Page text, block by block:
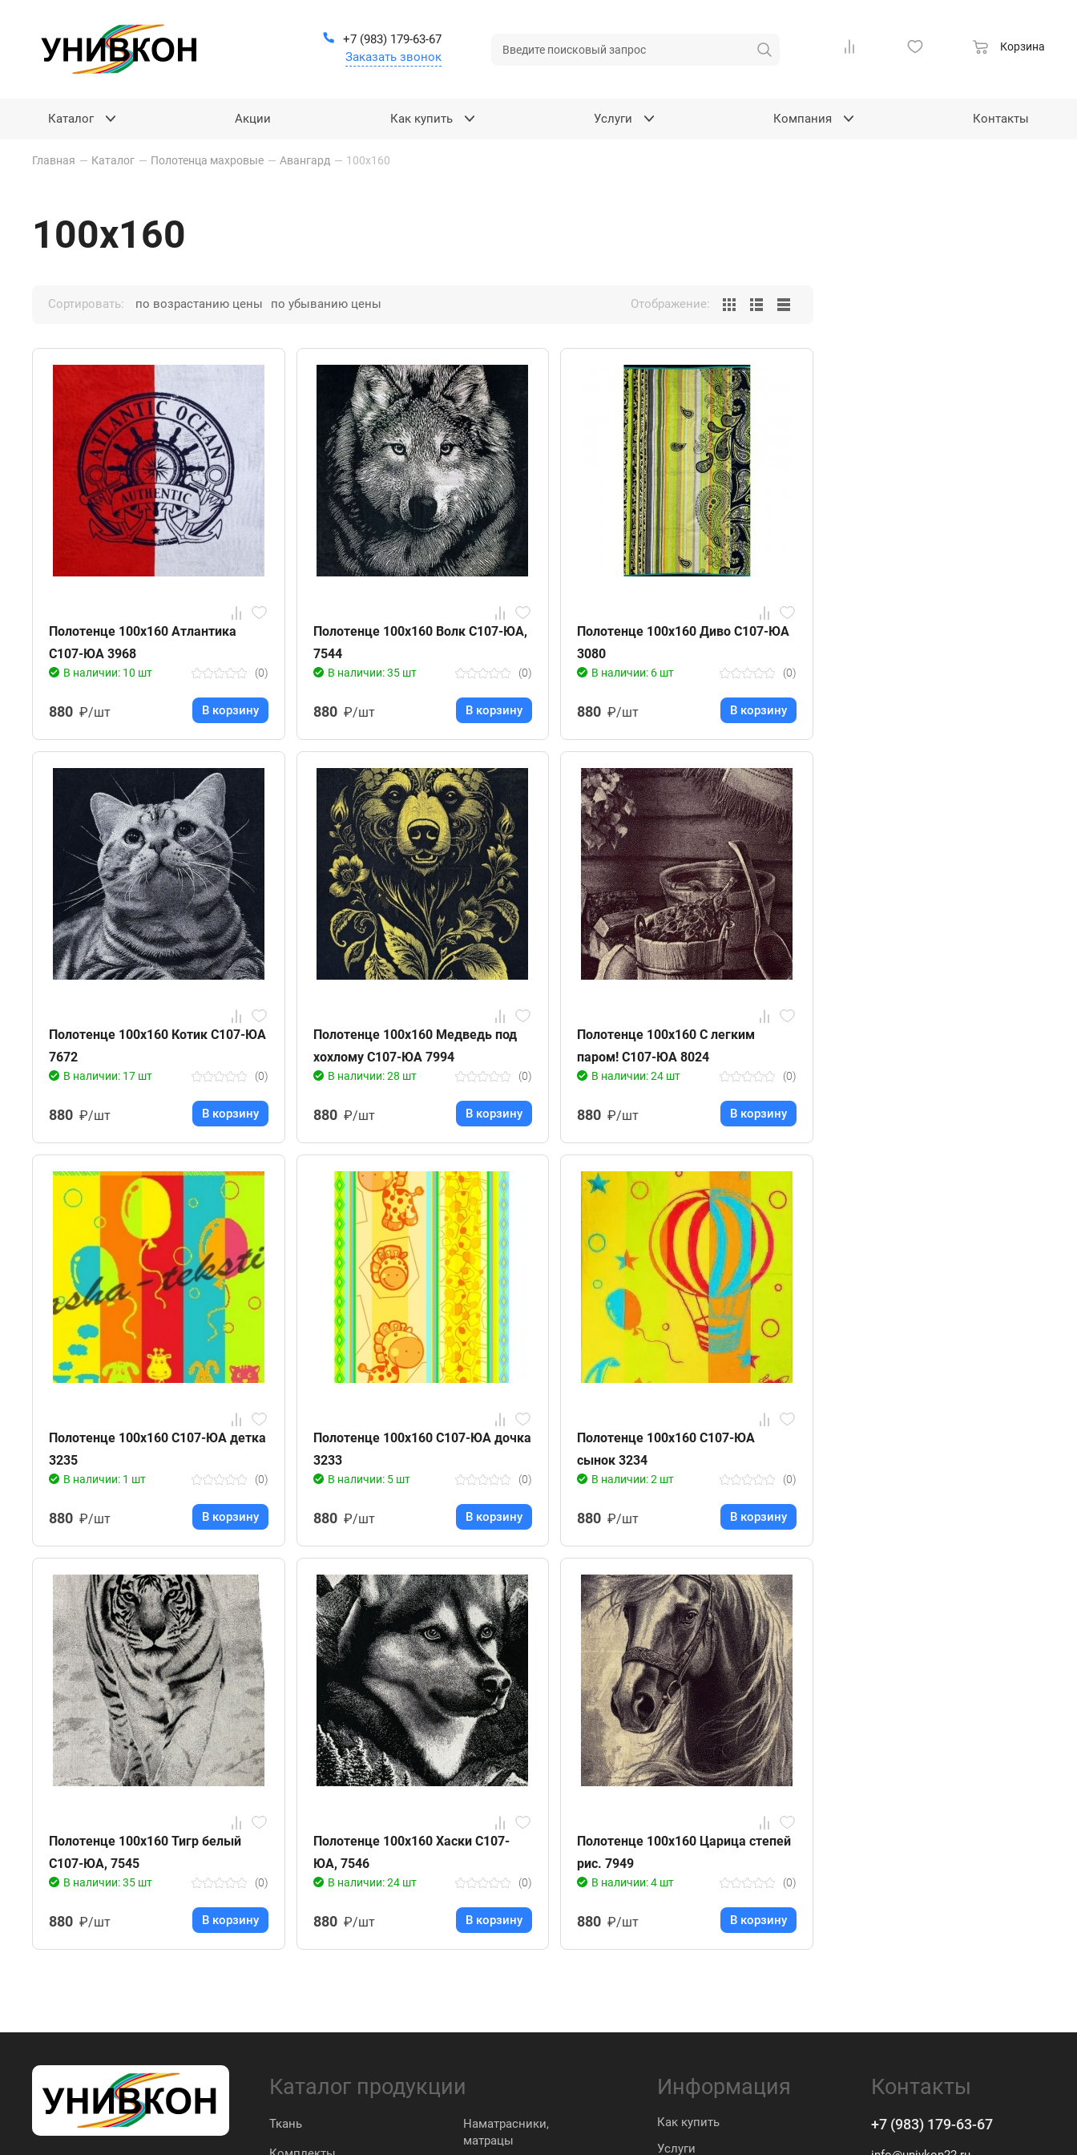
+7 (983) 179-63-67
Заказать звонок
Корзина
Каталог Акции Как купить Услуги Компания Контакты
Главная — Каталог — Полотенца махровые — Авангард — 100х160
100х160
Сортировать: по возрастанию цены по убыванию цены Отображение:
Полотенце 100х160 Атлантика
С107-ЮА 3968
В наличии: 10 шт (0)
880 ₽/шт В корзину
Полотенце 100х160 Волк С107-ЮА,
7544
В наличии: 35 шт (0)
880 ₽/шт В корзину
Полотенце 100х160 Диво С107-ЮА
3080
В наличии: 6 шт (0)
880 ₽/шт В корзину
Полотенце 100х160 Котик С107-ЮА
7672
В наличии: 17 шт (0)
880 ₽/шт В корзину
Полотенце 100х160 Медведь под
хохлому С107-ЮА 7994
В наличии: 28 шт (0)
880 ₽/шт В корзину
Полотенце 100х160 С легким
паром! С107-ЮА 8024
В наличии: 24 шт (0)
880 ₽/шт В корзину
Полотенце 100х160 С107-ЮА детка
3235
В наличии: 1 шт (0)
880 ₽/шт В корзину
Полотенце 100х160 С107-ЮА дочка
3233
В наличии: 5 шт (0)
880 ₽/шт В корзину
Полотенце 100х160 С107-ЮА
сынок 3234
В наличии: 2 шт (0)
880 ₽/шт В корзину
Полотенце 100х160 Тигр белый
С107-ЮА, 7545
В наличии: 35 шт (0)
880 ₽/шт В корзину
Полотенце 100х160 Хаски С107-
ЮА, 7546
В наличии: 24 шт (0)
880 ₽/шт В корзину
Полотенце 100х160 Царица степей
рис. 7949
В наличии: 4 шт (0)
880 ₽/шт В корзину
Каталог продукции
Ткань
Наматрасники,
матрацы
Информация
Как купить
Услуги
Контакты
+7 (983) 179-63-67